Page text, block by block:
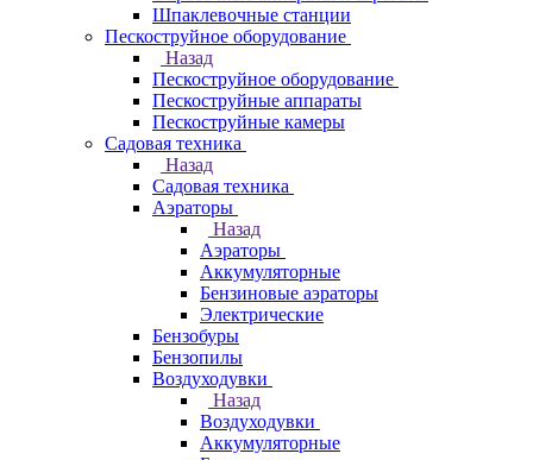
Шпаклевочные станции
Пескоструйное оборудование
Назад
Пескоструйное оборудование
Пескоструйные аппараты
Пескоструйные камеры
Садовая техника
Назад
Садовая техника
Аэраторы
Назад
Аэраторы
Аккумуляторные
Бензиновые аэраторы
Электрические
Бензобуры
Бензопилы
Воздуходувки
Назад
Воздуходувки
Аккумуляторные